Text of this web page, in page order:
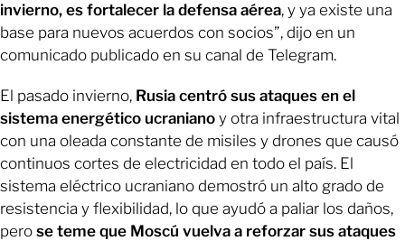
invierno, es fortalecer la defensa aérea, y ya existe una
base para nuevos acuerdos con socios”, dijo en un
comunicado publicado en su canal de Telegram.
El pasado invierno, Rusia centró sus ataques en el
sistema energético ucraniano y otra infraestructura vital
con una oleada constante de misiles y drones que causó
continuos cortes de electricidad en todo el país. El
sistema eléctrico ucraniano demostró un alto grado de
resistencia y flexibilidad, lo que ayudó a paliar los daños,
pero se teme que Moscú vuelva a reforzar sus ataques